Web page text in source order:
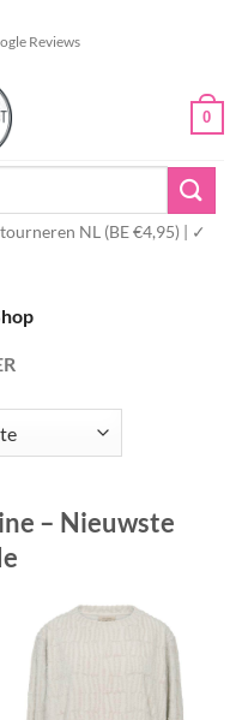
Reviews
0
NL (BE €4,95) | ✓
– Nieuwste